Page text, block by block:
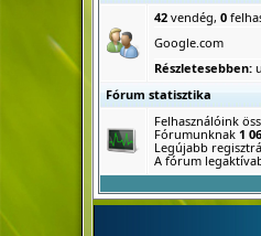
42vendég, 0
Google.com
Részletesebben:
Fórum statisztika
Felhasználóink
Fórumunknak 1
Legújabb
A fórum